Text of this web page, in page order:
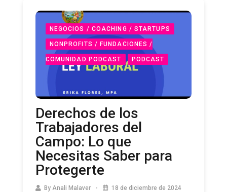
NEGOCIOS / COACHING / STARTUPS
NONPROFITS / FUNDACIONES /
COMUNIDAD PODCAST PODCAST
Derechos de los
Trabajadores del
Campo: Lo que
Necesitas Saber para
Protegerte
By Anali Malaver
18 de diciembre de 2024